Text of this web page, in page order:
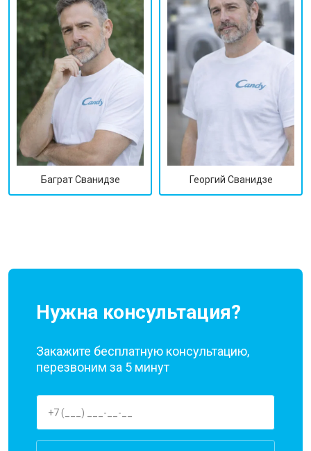
Баграт Сванидзе Георгий Сванидзе
Нужна консультация?
Закажите бесплатную консультацию,
перезвоним за 5 минут